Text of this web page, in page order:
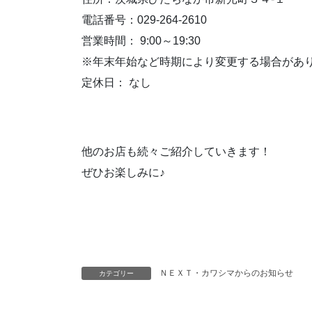
電話番号：029-264-2610
営業時間： 9:00～19:30
※年末年始など時期により変更する場合があ
定休日： なし
他のお店も続々ご紹介していきます！
ぜひお楽しみに♪
カテゴリー ＮＥＸＴ・カワシマからのお知らせ